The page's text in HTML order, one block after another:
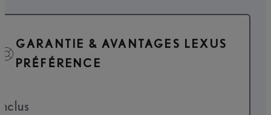
GARANTIE & AVANTAGES LEXUS
PRÉFÉRENCE